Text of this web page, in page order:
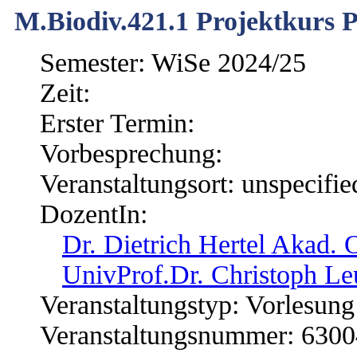
M.Biodiv.421.1 Projektkurs
Semester: WiSe 2024/25
Zeit:
Erster Termin:
Vorbesprechung:
Veranstaltungsort:
DozentIn:
Dr. Dietrich Hertel Akad.
UnivProf.Dr. Christoph
Veranstaltungstyp:
Veranstaltungsnummer: